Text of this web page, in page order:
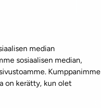
median
sosiaalisen median,
Kumppanimme
on kerätty, kun olet